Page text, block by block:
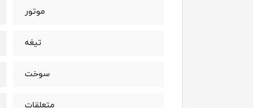
موتور
تیغه
سوخت
متعلقات